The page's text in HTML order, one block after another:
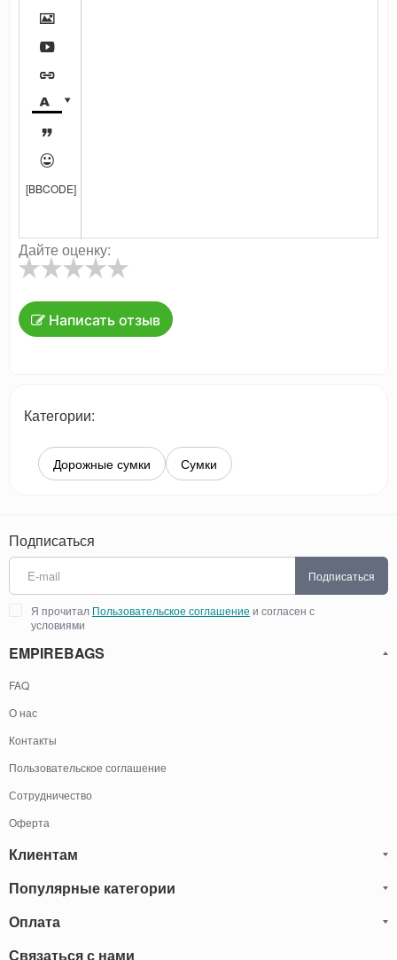







[BBCODE]
Дайте оценку:
Написать отзыв
Категории:
Дорожные сумки Сумки
Подписаться
Подписаться
Я прочитал Пользовательское соглашение и согласен с
условиями
EMPIREBAGS
FAQ
О нас
Контакты
Пользовательское соглашение
Сотрудничество
Оферта
Клиентам
Блог
Обмен и Возврат
Популярные категории
Мужские кожаные сумки
Саквояжи
Оплата
Оплату товаров можно
Связаться с нами